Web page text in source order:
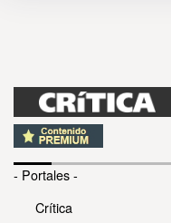
- Portales -
Crítica